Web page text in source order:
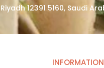
INFORMATION